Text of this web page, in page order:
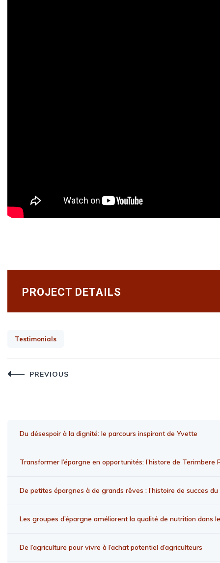
PROJECT DETAILS
Testimonials
PostPREVIOUS
Du désespoir à la dignité: le parcours inspirant de Yvette
Transformer l’épargne en opportunités: l’histore de Terimbere
De petites épargnes à de grands rêves : l’histoire de succes
Les groupes d’épargne améliorent la qualité de nutrition dans
De l’agriculture pour vivre à l’achat potentiel d’agriculteurs